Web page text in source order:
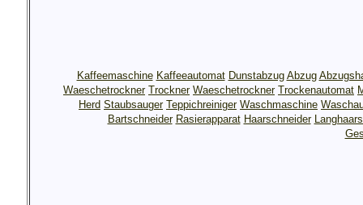
Kaffeemaschine Kaffeeautomat Dunstabzug Abzug
Waeschetrockner Trockner Waeschetrockner Trockenautomat
Herd Staubsauger Teppichreiniger Waschmaschine
Bartschneider Rasierapparat Haarschneider